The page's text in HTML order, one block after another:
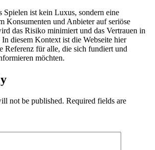
Spielen ist kein Luxus, sondern eine
Konsumenten und Anbieter auf seriöse
das Risiko minimiert und das Vertrauen in
diesem Kontext ist die Webseite hier
Referenz für alle, die sich fundiert und
möchten.
not be published. Required fields are